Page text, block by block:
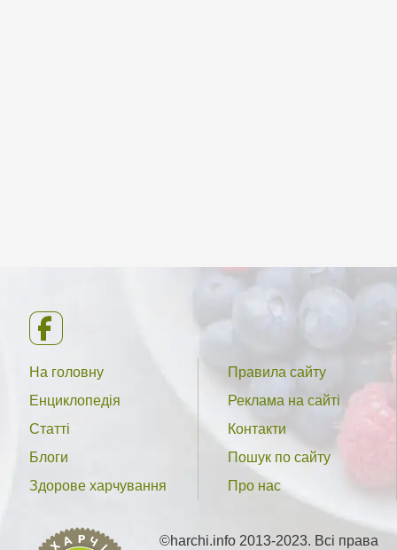
На головну
Енциклопедія
Статті
Блоги
Здорове харчування
Правила сайту
Реклама на сайті
Контакти
Пошук по сайту
Про нас
©harchi.info 2013-2023. Всі права